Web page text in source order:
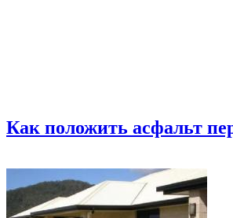
Как положить асфальт